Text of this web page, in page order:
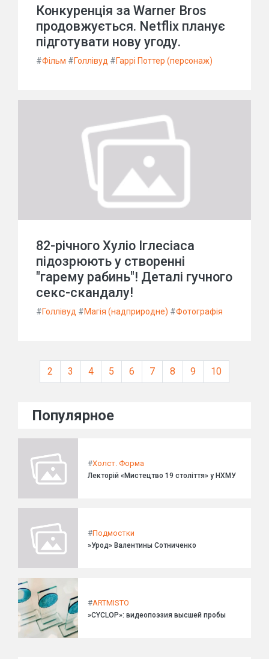
Конкуренція за Warner Bros
продовжується. Netflix планує
підготувати нову угоду.
#Фільм #Голлівуд #Гаррі Поттер (персонаж)
82-річного Хуліо Іглесіаса
підозрюють у створенні
"гарему рабинь"! Деталі гучного
секс-скандалу!
#Голлівуд #Магія (надприродне) #Фотографія
2 3 4 5 6 7 8 9 10
Популярное
#Холст. Форма
Лекторій «Мистецтво 19 століття» у НХМУ
#Подмостки
»Урод» Валентины Сотниченко
#ARTMISTO
»CYCLOP»: видеопоэзия высшей пробы